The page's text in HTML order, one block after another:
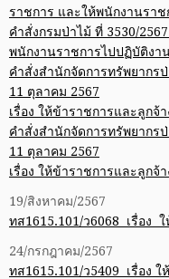
ราชการ และให้พนักงานรา
คำสั่งกรมป่าไม้ ที่ 3530/
พนักงานราชการไปปฏิบัติงา
คำสั่งสำนักจัดการทรัพยากร
11 ตุลาคม 2567
เรื่อง ให้ข้าราชการและลูกจ้
คำสั่งสำนักจัดการทรัพยากร
11 ตุลาคม 2567
เรื่อง ให้ข้าราชการและลูกจ้
19/สิงหาคม/2567
ทส1615.101/ว6068 เรื่อง
24/กรกฎาคม/2567
ทส1615.101/ว5409 เรื่อง